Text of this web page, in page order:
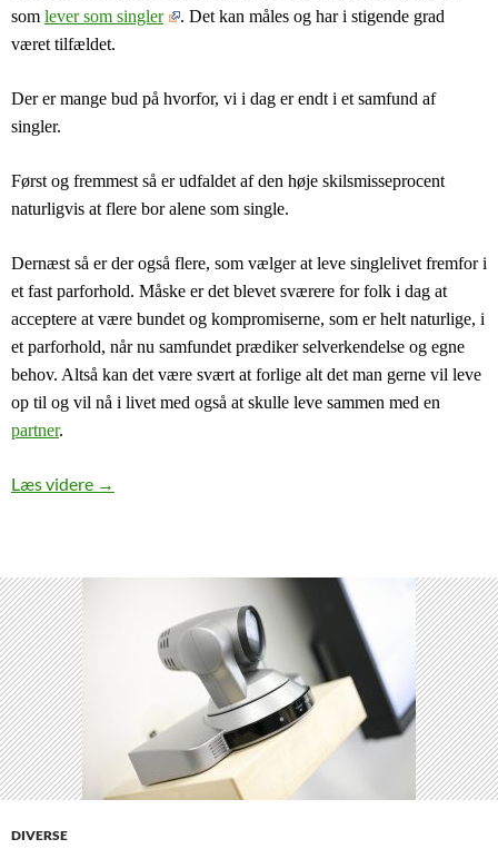
som lever som singler . Det kan måles og har i stigende grad
været tilfældet.
Der er mange bud på hvorfor, vi i dag er endt i et samfund af
singler.
Først og fremmest så er udfaldet af den høje skilsmisseprocent
naturligvis at flere bor alene som single.
Dernæst så er der også flere, som vælger at leve singlelivet fremfor i
et fast parforhold. Måske er det blevet sværere for folk i dag at
acceptere at være bundet og kompromiserne, som er helt naturlige, i
et parforhold, når nu samfundet prædiker selverkendelse og egne
behov. Altså kan det være svært at forlige alt det man gerne vil leve
op til og vil nå i livet med også at skulle leve sammen med en
partner.
Læs videre Et samfund af singler
→
DIVERSE